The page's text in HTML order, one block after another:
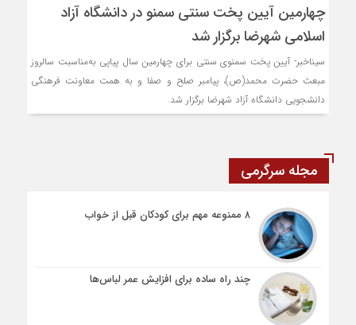
چهارمین آیین پخت سنتی سمنو در دانشگاه آزاد
اسلامی شهرضا برگزار شد
سیناخبر- آیین پخت سمنوی سنتی برای چهارمین سال پیاپی به‌مناسبت سالروز
مبعث حضرت محمد(ص)، پیامبر صلح و صفا و به همت معاونت فرهنگی
دانشجویی دانشگاه آزاد شهرضا برگزار شد.
مجله سرگرمی
۸ ممنوعه مهم برای کودکان قبل از خواب
چند راه ساده برای افزایش عمر لباس‌ها